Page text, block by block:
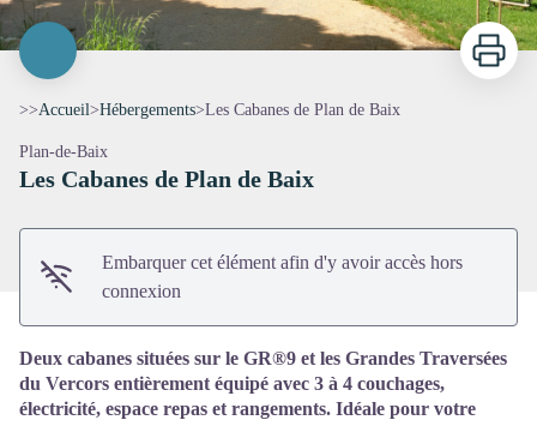
Voir l'image en plein écran
Imprimer
>>Accueil>Hébergements>Les Cabanes de Plan de Baix
Plan-de-Baix
Les Cabanes de Plan de Baix
Embarquer cet élément afin d'y avoir accès hors
connexion
Deux cabanes situées sur le GR®9 et les Grandes Traversées
du Vercors entièrement équipé avec 3 à 4 couchages,
électricité, espace repas et rangements. Idéale pour votre